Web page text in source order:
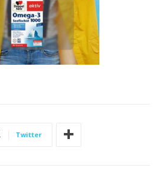
Twitter